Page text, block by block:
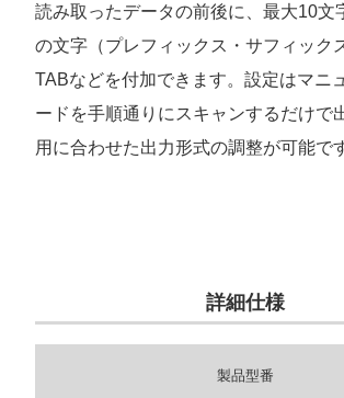
読み取ったデータの前後に、最大10文
の文字（プレフィックス・サフィック
TABなどを付加できます。設定はマニ
ードを手順通りにスキャンするだけで
用に合わせた出力形式の調整が可能で
詳細仕様
製品型番